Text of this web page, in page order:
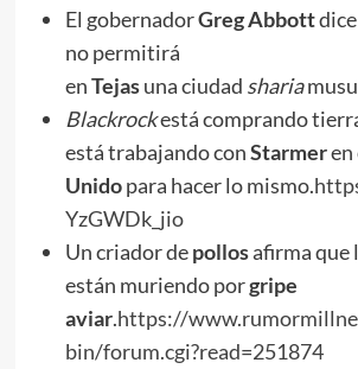
El gobernadorGregAbbott
no permitirá
enTejasuna ciudad sharia
Blackrockestá comprando
está trabajando conStarmeren
Unidopara hacer lo mismo.
YzGWDk_jio
Un criador depollosafirma que
están muriendo porgripe
aviar.https://
bin/forum.cgi?read=251874